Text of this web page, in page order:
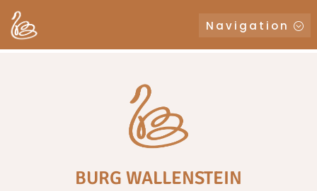
Navigation
BURG WALLENSTEIN